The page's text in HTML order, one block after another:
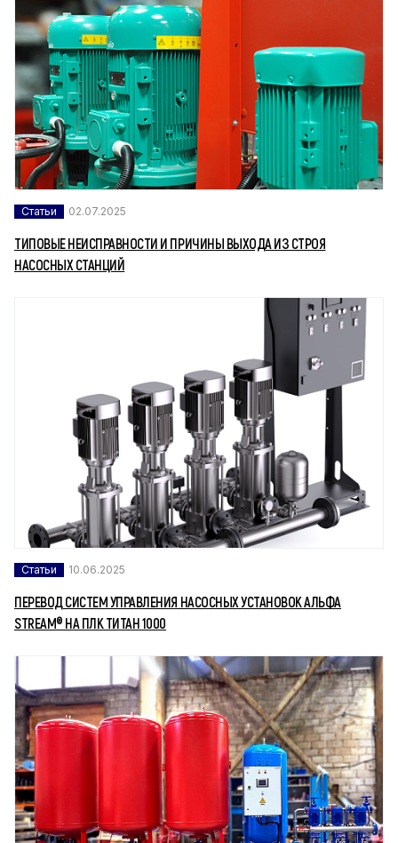
Статьи 02.07.2025
ТИПОВЫЕ НЕИСПРАВНОСТИ И ПРИЧИНЫ ВЫХОДА ИЗ СТРОЯ
НАСОСНЫХ СТАНЦИЙ
Статьи 10.06.2025
ПЕРЕВОД СИСТЕМ УПРАВЛЕНИЯ НАСОСНЫХ УСТАНОВОК АЛЬФА
STREAM® НА ПЛК ТИТАН 1000